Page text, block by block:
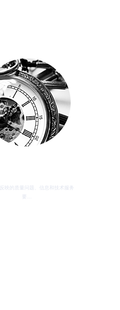
反映的质量问题、信息和技术服务